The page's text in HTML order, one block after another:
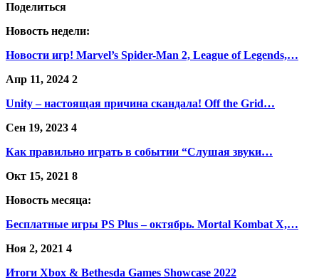
Поделиться
Новость недели:
Новости игр! Marvel’s Spider-Man 2, League of Legends,…
Апр 11, 2024 2
Unity – настоящая причина скандала! Off the Grid…
Сен 19, 2023 4
Как правильно играть в событии “Слушая звуки…
Окт 15, 2021 8
Новость месяца:
Бесплатные игры PS Plus – октябрь. Mortal Kombat X,…
Ноя 2, 2021 4
Итоги Xbox & Bethesda Games Showcase 2022